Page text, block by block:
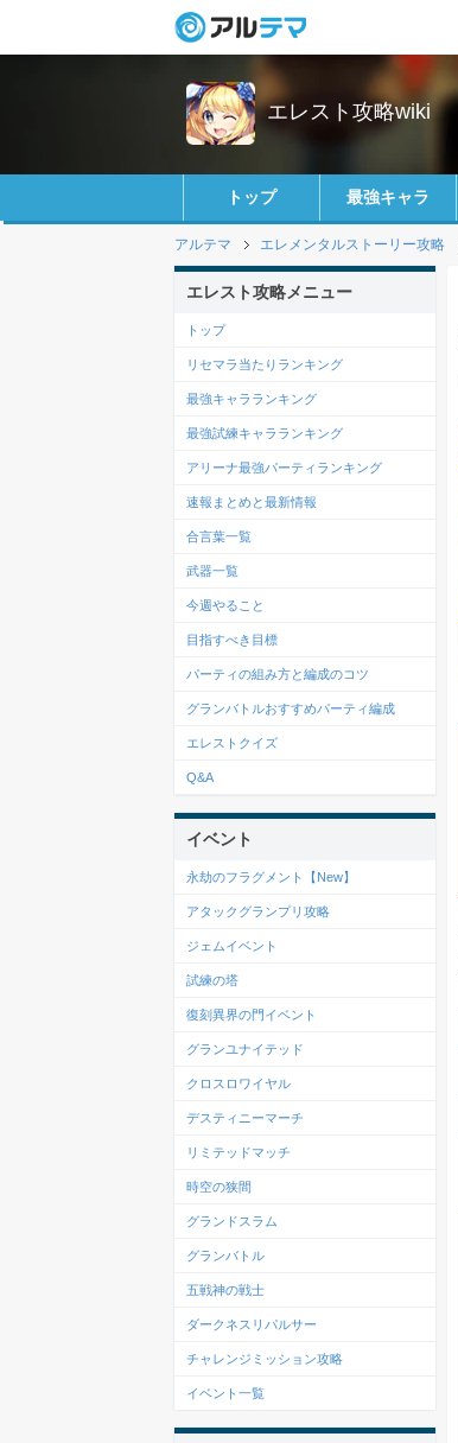
エレスト攻略wiki
トップ 最強キャラ
アルテマ エレメンタルストーリー攻略
エレスト攻略メニュー
トップ
リセマラ当たりランキング
最強キャラランキング
最強試練キャラランキング
アリーナ最強パーティランキング
速報まとめと最新情報
合言葉一覧
武器一覧
今週やること
目指すべき目標
パーティの組み方と編成のコツ
グランバトルおすすめパーティ編成
エレストクイズ
Q&A
イベント
永劫のフラグメント【New】
アタックグランプリ攻略
ジェムイベント
試練の塔
復刻異界の門イベント
グランユナイテッド
クロスロワイヤル
デスティニーマーチ
リミテッドマッチ
時空の狭間
グランドスラム
グランバトル
五戦神の戦士
ダークネスリパルサー
チャレンジミッション攻略
イベント一覧